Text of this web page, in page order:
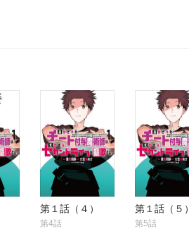
第１話（４）
第4話
第１話（５）
第5話